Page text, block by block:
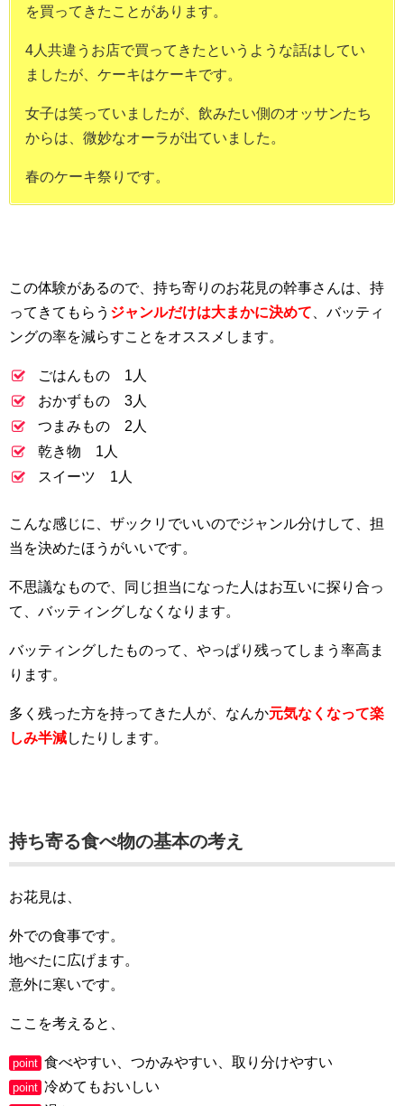
を買ってきたことがあります。
4人共違うお店で買ってきたというような話はしてい
ましたが、ケーキはケーキです。
女子は笑っていましたが、飲みたい側のオッサンたち
からは、微妙なオーラが出ていました。
春のケーキ祭りです。
この体験があるので、持ち寄りのお花見の幹事さんは、持
ってきてもらう ジャンルだけは大まかに決めて 、バッティ
ングの率を減らすことをオススメします。
ごはんもの 1人
おかずもの 3人
つまみもの 2人
乾き物 1人
スイーツ 1人
こんな感じに、ザックリでいいのでジャンル分けして、担
当を決めたほうがいいです。
不思議なもので、同じ担当になった人はお互いに探り合っ
て、バッティングしなくなります。
バッティングしたものって、やっぱり残ってしまう率高ま
ります。
多く残った方を持ってきた人が、なんか元気なくなって楽
しみ半減したりします。
持ち寄る食べ物の基本の考え
お花見は、
外での食事です。
地べたに広げます。
意外に寒いです。
ここを考えると、
point 食べやすい、つかみやすい、取り分けやすい
point 冷めてもおいしい